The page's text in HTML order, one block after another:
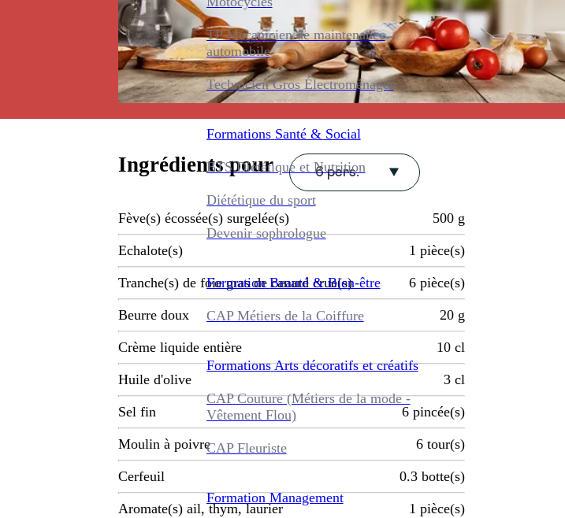
TP Mécanicien de maintenance
automobile
Technicien Gros Électroménager
Formations Santé & Social
BTS Diététique et Nutrition
Diététique du sport
Devenir sophrologue
Formation Beauté & Bien-être
CAP Métiers de la Coiffure
Formations Arts décoratifs et créatifs
CAP Couture (Métiers de la mode -
Vêtement Flou)
CAP Fleuriste
Formation Management
Ingrédients pour 6 pers.
Fève(s) écossée(s) surgelée(s) 500 g
Echalote(s) 1 pièce(s)
Tranche(s) de foie gras de canard crue(s) 6 pièce(s)
Beurre doux 20 g
Crème liquide entière 10 cl
Huile d'olive 3 cl
Sel fin 6 pincée(s)
Moulin à poivre 6 tour(s)
Cerfeuil 0.3 botte(s)
Aromate(s) ail, thym, laurier 1 pièce(s)